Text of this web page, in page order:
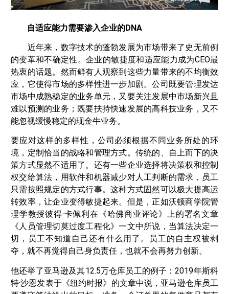
自适应能力需要渗入企业的DNA
近年来，数字技术的蓬勃发展为市场带来了史无前例
的变革和不确定性。企业的敏捷度和适应能力成为CEO最
热衷的话题。然而鲜有人观察到这些力量带来的不均衡效
应，它使得市场的多样性进一步加剧。公司既要管理发达
市场中成熟稳定的业务单元，又要关注发展中市场新兴且
难以预测的业务；既要扶持快速发展的高科技业务，又不
能忽视缓慢稳定的现金牛业务。
要应对这样的多样性，公司必须根据不同业务所处的环
境，定制恰当的战略和管理方式。传统的、自上而下的决
策方式显然不适用了。还有一些企业选择将决策权和控制
权交给算法，用软件和机器减少对人工判断的需求，员工
只需按照规定的方式行事。这种方式固然可以极大提高运
转效率，让企业变得敏捷起来。但是，正如沃顿商学院管
理学教授彼得·卡佩利在《哈佛商业评论》上的署名文章
《人员管理切莫过度工程化》一文中所说，当算法决定一
切，员工不知道自己还有什么用了。员工的自主权被剥
夺，就不再觉得自己身负责任，也就不会再努力创新。
他还举了亚马逊及其12.5万仓库员工的例子：2019年斯科
特·沙恩发表于《纽约时报》的文章中说，亚马逊仓库员工